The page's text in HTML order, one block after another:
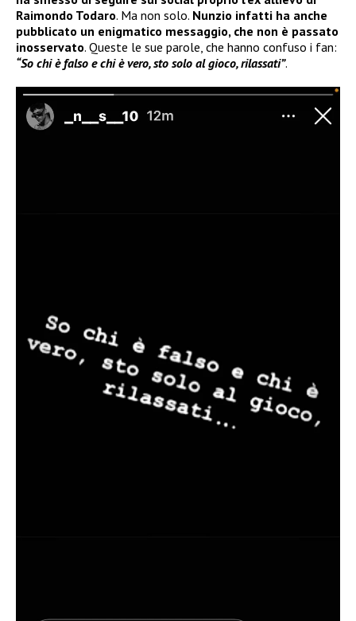
Raimondo Todaro. Ma non solo. Nunzio infatti ha anche
pubblicato un enigmatico messaggio, che non è passato
inosservato. Queste le sue parole, che hanno confuso i fan:
“So chi è falso e chi è vero, sto solo al gioco, rilassati”.